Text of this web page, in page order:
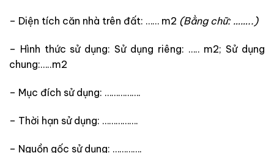
– Diện tích căn nhà trên đất: …… m2 (Bằng chữ: ……..)
– Hình thức sử dụng: Sử dụng riêng: ….. m2; Sử dụng
chung:…..m2
– Mục đích sử dụng: …………….
– Thời hạn sử dụng: …………….
– Nguồn gốc sử dụng: ………….